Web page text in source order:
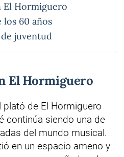
El Hormiguero
los 60 años
juventud
El Hormiguero
plató de El Hormiguero
continúa siendo una de
del mundo musical.
en un espacio ameno y